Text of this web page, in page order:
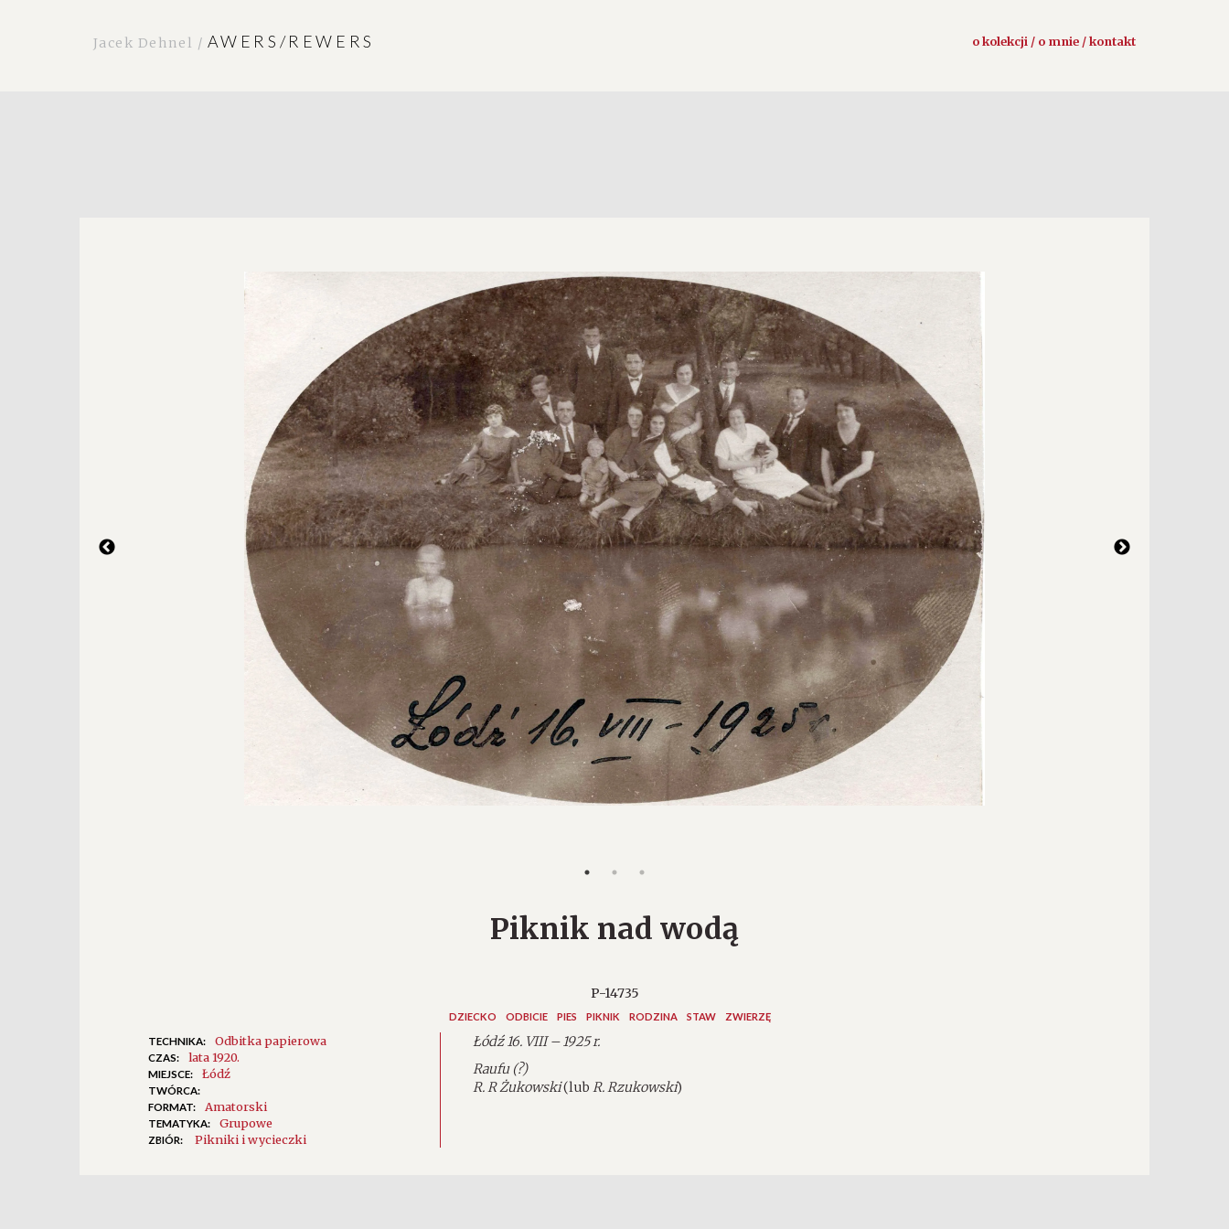
Jacek Dehnel / AWERS/REWERS o kolekcji / o mnie / kontakt
Piknik nad wodą
P-14735
DZIECKO ODBICIE PIES PIKNIK RODZINA STAW ZWIERZĘ
TECHNIKA: Odbitka papierowa
CZAS: lata 1920.
MIEJSCE: Łódź
TWÓRCA:
FORMAT:
Amatorski
TEMATYKA: Grupowe
ZBIÓR: Pikniki i wycieczki
Łódź 16. VIII – 1925 r.
Raufu (?)
R. R Żukowski(lub R. Rzukowski)